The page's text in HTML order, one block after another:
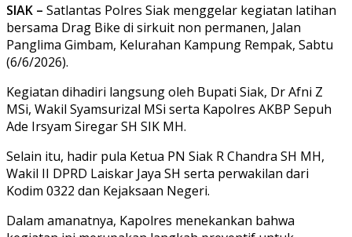
SIAK – Satlantas Polres Siak menggelar kegiatan latihan
bersama Drag Bike di sirkuit non permanen, Jalan
Panglima Gimbam, Kelurahan Kampung Rempak, Sabtu
(6/6/2026).
Kegiatan dihadiri langsung oleh Bupati Siak, Dr Afni Z
MSi, Wakil Syamsurizal MSi serta Kapolres AKBP Sepuh
Ade Irsyam Siregar SH SIK MH.
Selain itu, hadir pula Ketua PN Siak R Chandra SH MH,
Wakil II DPRD Laiskar Jaya SH serta perwakilan dari
Kodim 0322 dan Kejaksaan Negeri.
Dalam amanatnya, Kapolres menekankan bahwa